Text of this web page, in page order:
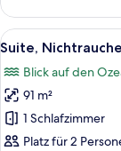
Zweibettzimmer,
Nichtraucher,
Küche
Alle
Fotos
für
Suite,
Nichtraucher
anzeigen
3
Suite,
Blick auf den
91 m²
1 Schlafzimmer
Platz für 2